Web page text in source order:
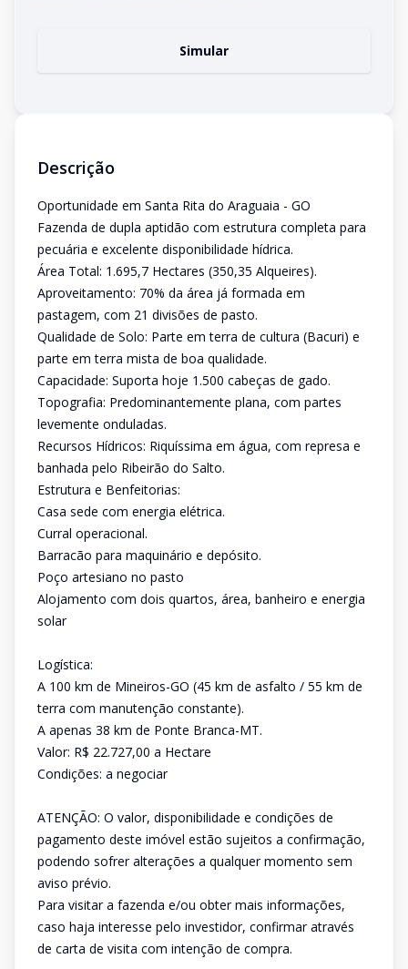
Simular
Descrição
Oportunidade em Santa Rita do Araguaia - GO
Fazenda de dupla aptidão com estrutura completa para
pecuária e excelente disponibilidade hídrica.
Área Total: 1.695,7 Hectares (350,35 Alqueires).
Aproveitamento: 70% da área já formada em
pastagem, com 21 divisões de pasto.
Qualidade de Solo: Parte em terra de cultura (Bacuri) e
parte em terra mista de boa qualidade.
Capacidade: Suporta hoje 1.500 cabeças de gado.
Topografia: Predominantemente plana, com partes
levemente onduladas.
Recursos Hídricos: Riquíssima em água, com represa e
banhada pelo Ribeirão do Salto.
Estrutura e Benfeitorias:
Casa sede com energia elétrica.
Curral operacional.
Barracão para maquinário e depósito.
Poço artesiano no pasto
Alojamento com dois quartos, área, banheiro e energia
solar
Logística:
A 100 km de Mineiros-GO (45 km de asfalto / 55 km de
terra com manutenção constante).
A apenas 38 km de Ponte Branca-MT.
Valor: R$ 22.727,00 a Hectare
Condições: a negociar
ATENÇÃO: O valor, disponibilidade e condições de
pagamento deste imóvel estão sujeitos a confirmação,
podendo sofrer alterações a qualquer momento sem
aviso prévio.
Para visitar a fazenda e/ou obter mais informações,
caso haja interesse pelo investidor, confirmar através
de carta de visita com intenção de compra.